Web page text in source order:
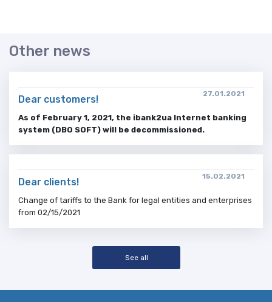
Other news
27.01.2021
Dear customers!
As of February 1, 2021, the ibank2ua Internet banking
system (DBO SOFT) will be decommissioned.
15.02.2021
Dear clients!
Change of tariffs to the Bank for legal entities and enterprises
from 02/15/2021
See all